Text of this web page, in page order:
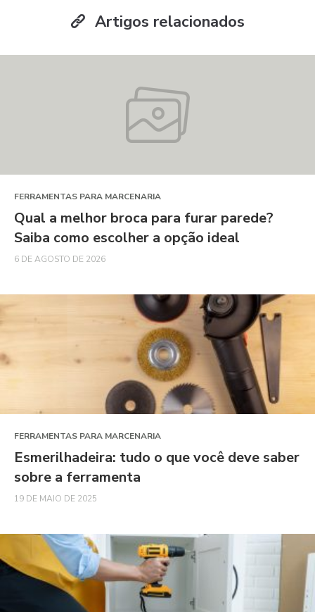
Artigos relacionados
FERRAMENTAS PARA MARCENARIA
Qual a melhor broca para furar parede?
Saiba como escolher a opção ideal
6 DE AGOSTO DE 2026
FERRAMENTAS PARA MARCENARIA
Esmerilhadeira: tudo o que você deve saber
sobre a ferramenta
19 DE MAIO DE 2025